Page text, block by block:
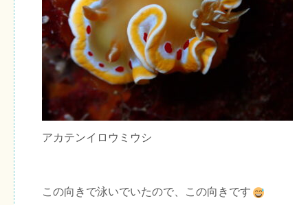
アカテンイロウミウシ
この向きで泳いでいたので、この向きです